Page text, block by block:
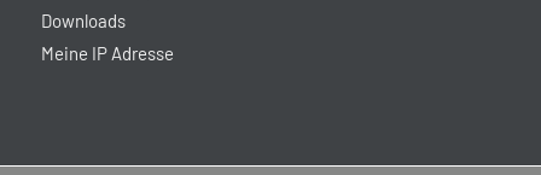
Downloads
Meine IP Adresse